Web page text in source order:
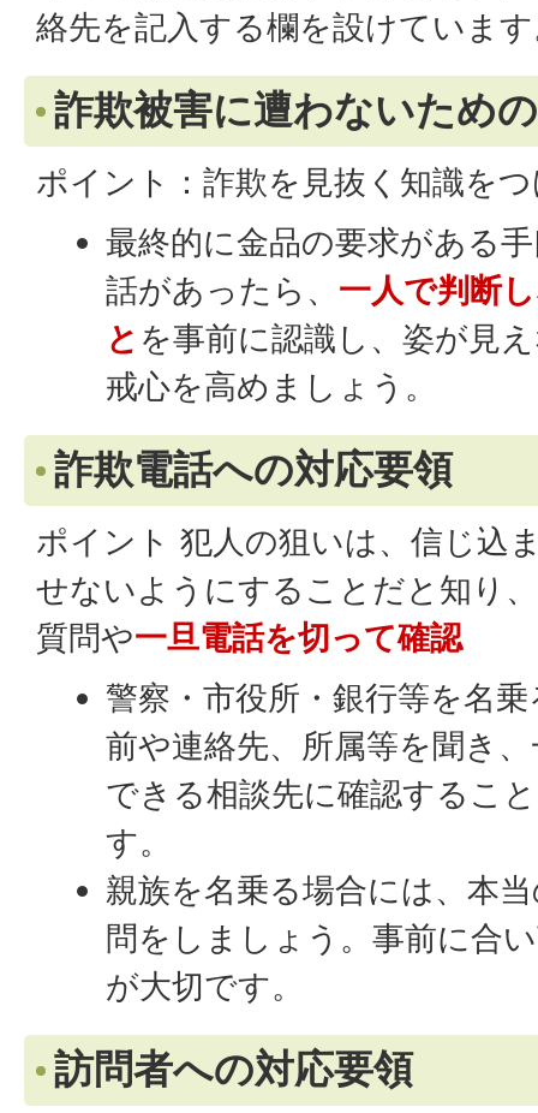
絡先を記入する欄を設けていま
詐欺被害に遭わないため
ポイント：詐欺を見抜く知識を
最終的に金品の要求がある
話があったら、 一人で判断
と を事前に認識し、姿が見
戒心を高めましょう。
詐欺電話への対応要領
ポイント 犯人の狙いは、信じ込
せないようにすることだと知り
質問や一旦電話を切って確認
警察・市役所・銀行等を名
前や連絡先、所属等を聞き
できる相談先に確認するこ
す。
親族を名乗る場合には、本
問をしましょう。事前に合
が大切です。
訪問者への対応要領